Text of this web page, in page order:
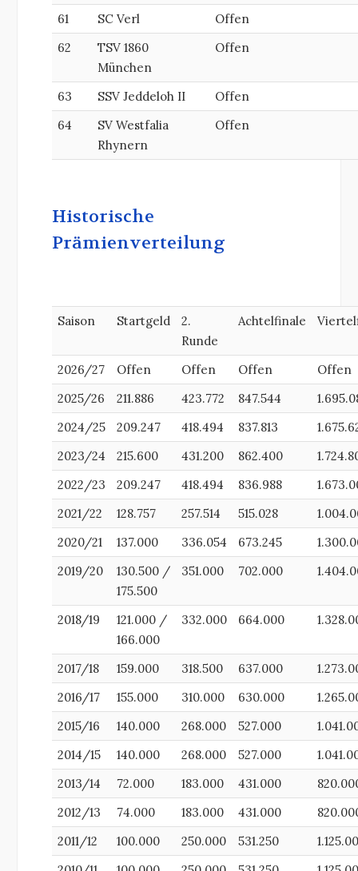
61 SC Verl
Offen
62
TSV 1860
München
Offen
63 SSV Jeddeloh II
Offen
64
SV Westfalia
Rhynern
Offen
Historische
Prämienverteilung
Saison Startgeld
2.
Runde
Achtelfinale
2026/27 Offen Offen Offen
Offen
2025/26
211.886 423.772 847.544
2024/25
209.247 418.494 837.813
2023/24
215.600 431.200 862.400
2022/23
209.247 418.494 836.988
2021/22
128.757 257.514 515.028
2020/21
137.000 336.054 673.245
2019/20
130.500 /
175.500
351.000 702.000
2018/19
121.000 /
166.000
332.000 664.000
2017/18 159.000 318.500 637.000
2016/17
155.000 310.000 630.000
2015/16
140.000 268.000 527.000
2014/15
140.000 268.000 527.000
2013/14
72.000 183.000 431.000
2012/13
74.000 183.000 431.000
2011/12
100.000 250.000 531.250